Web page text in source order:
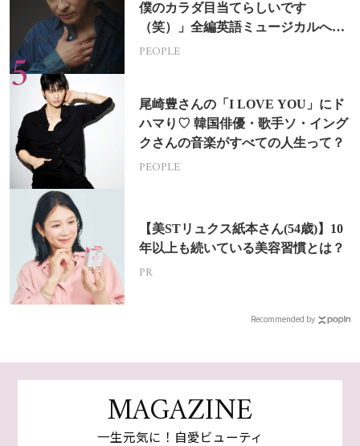
僕のカラダ目当てらしいです
（笑）」全編英語ミュージカルへの
挑戦
PEOPLE
尾崎豊さんの「I LOVE YOU」にド
ハマり♡ 韓国俳優・歌手ソ・イング
クさんの音楽がすべての人生って？
PEOPLE
【美STリュクス紙本さん(54歳)】10
年以上も続いている美容習慣とは？
PR
Recommended by
MAGAZINE
一生元気に！自愛ビューティ